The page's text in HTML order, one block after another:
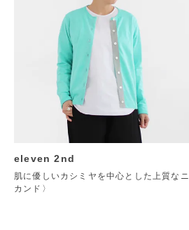
eleven 2nd
肌に優しいカシミヤを中心とした上質な
カンド〉